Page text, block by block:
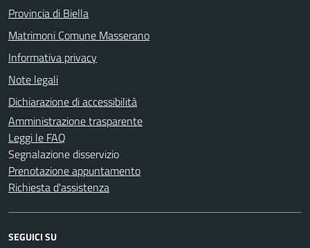
Provincia di Biella
Matrimoni Comune Masserano
Informativa privacy
Note legali
Dichiarazione di accessibilità
Amministrazione trasparente
Leggi le FAQ
Segnalazione disservizio
Prenotazione appuntamento
Richiesta d'assistenza
SEGUICI SU